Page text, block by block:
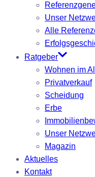
Unser
Alle
Ratgeber
Wohnen im
Privatverkauf
Scheidung
Erbe
Unser
Magazin
Aktuelles
Kontakt